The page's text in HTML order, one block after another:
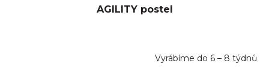
AGILITY postel
Vyrábíme do 6 – 8 týdnů